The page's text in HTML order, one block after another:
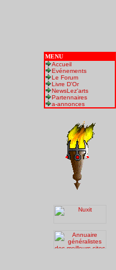
MENU
Accueil
Evénements
Le Forum
Livre D'Or
NewsLez'arts
Partennaires
a-annonces